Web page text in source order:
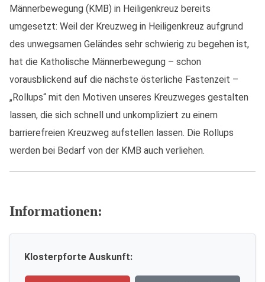
Männerbewegung (KMB) in Heiligenkreuz bereits
umgesetzt: Weil der Kreuzweg in Heiligenkreuz aufgrund
des unwegsamen Geländes sehr schwierig zu begehen ist,
hat die Katholische Männerbewegung – schon
vorausblickend auf die nächste österliche Fastenzeit –
„Rollups“ mit den Motiven unseres Kreuzweges gestalten
lassen, die sich schnell und unkompliziert zu einem
barrierefreien Kreuzweg aufstellen lassen. Die Rollups
werden bei Bedarf von der KMB auch verliehen.
Informationen:
Klosterpforte Auskunft: